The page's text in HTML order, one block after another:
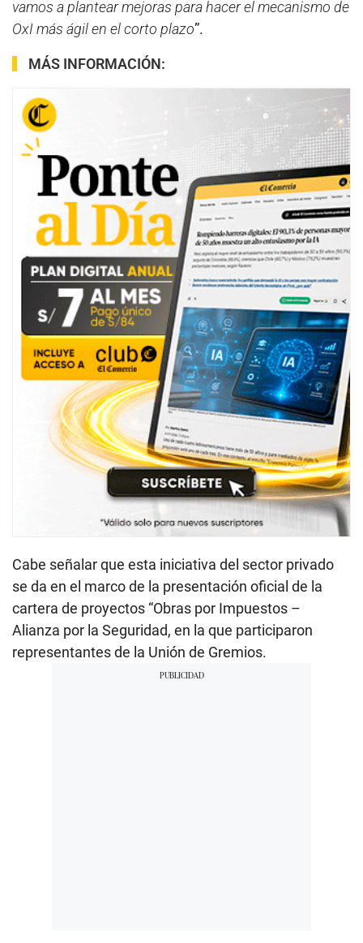
vamos a plantear mejoras para hacer el mecanismo de
OxI más ágil en el corto plazo”.
MÁS INFORMACIÓN:
Cabe señalar que esta iniciativa del sector privado
se da en el marco de la presentación oficial de la
cartera de proyectos “Obras por Impuestos –
Alianza por la Seguridad, en la que participaron
representantes de la Unión de Gremios.